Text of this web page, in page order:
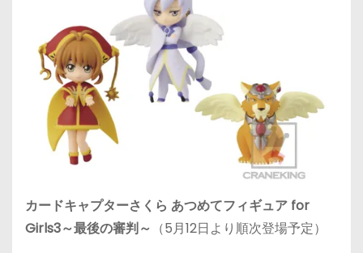
カードキャプターさくら あつめてフィギュア for
Girls3～最後の審判～ （5月12日より順次登場予定）